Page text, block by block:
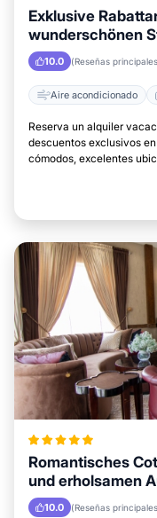
Exklusive
wunderschönen
10.0 (Reseñas
Aire acondicionado
Reserva un alquiler
descuentos exclusivos
cómodos, excelentes
Romantisches
und erholsamen
10.0 (Reseñas